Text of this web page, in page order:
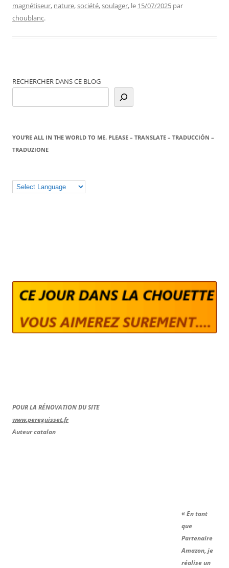
magnétiseur, nature,société,soulager, le 15/07/2025 par
choublanc.
RECHERCHER DANS CE BLOG
YOU’RE ALL IN THE WORLD TO ME. PLEASE – TRANSLATE – TRADUCCIÓN –
TRADUZIONE
POUR LA RÉNOVATION DU SITE
www.pereguisset.fr
Auteur catalan
« En tant
que
Partenaire
Amazon, je
réalise un